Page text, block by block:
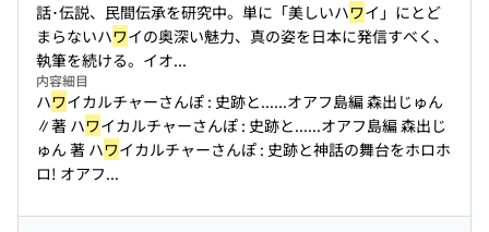
話･伝説、民間伝承を研究中。単に「美しいハワイ」にとど
まらないハワイの奥深い魅力、真の姿を日本に発信すべく、
執筆を続ける。イオ...
内容細目
ハワイカルチャーさんぽ : 史跡と......オアフ島編 森出じゅん
∥著 ハワイカルチャーさんぽ : 史跡と......オアフ島編 森出じ
ゅん 著 ハワイカルチャーさんぽ : 史跡と神話の舞台をホロホ
ロ! オアフ...